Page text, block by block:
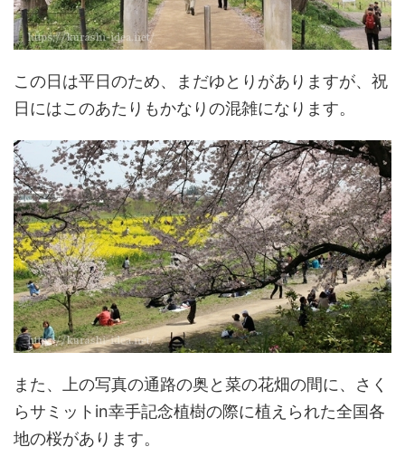
この日は平日のため、まだゆとりがありますが、祝
日にはこのあたりもかなりの混雑になります。
また、上の写真の通路の奥と菜の花畑の間に、さく
らサミットin幸手記念植樹の際に植えられた全国各
地の桜があります。